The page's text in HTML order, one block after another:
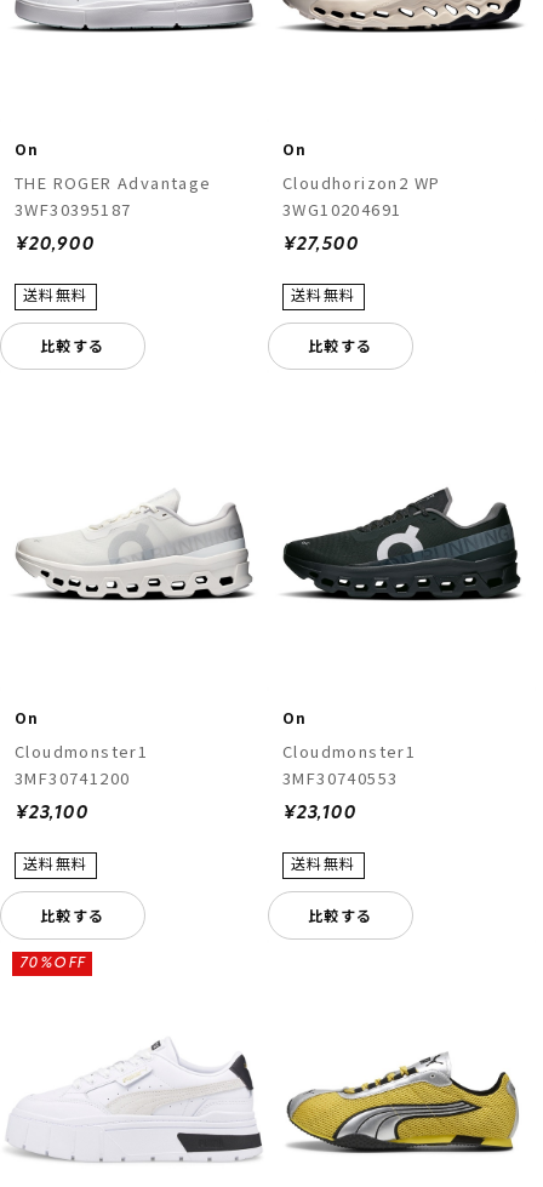
On
THE ROGER Advantage
3WF30395187
¥20,900
比較する
On
Cloudhorizon2 WP
3WG10204691
¥27,500
比較する
On
Cloudmonster1
3MF30741200
¥23,100
比較する
On
Cloudmonster1
3MF30740553
¥23,100
比較する
70%OFF